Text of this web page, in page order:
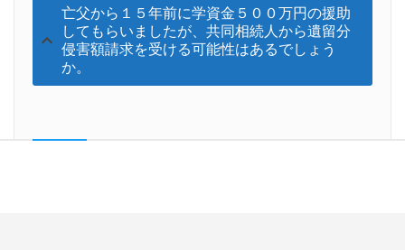
亡父から１５年前に学資金５００万円の援助
してもらいましたが、共同相続人から遺留分
侵害額請求を受ける可能性はあるでしょう
か。